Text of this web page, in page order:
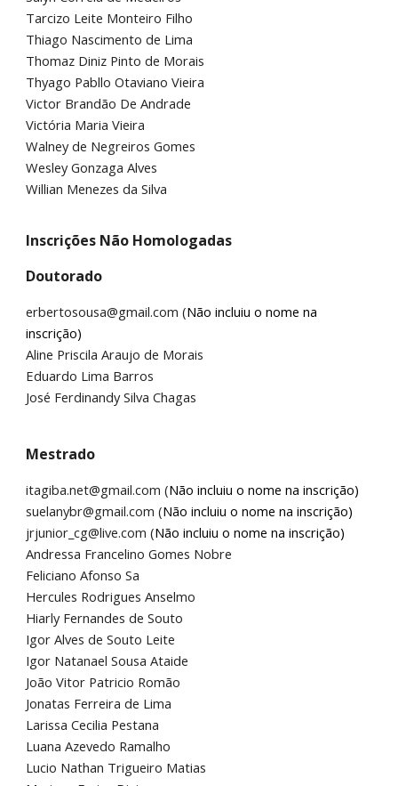
Tarcizo Leite Monteiro Filho
Thiago Nascimento de Lima
Thomaz Diniz Pinto de Morais
Thyago Pabllo Otaviano Vieira
Victor Brandão De Andrade
Victória Maria Vieira
Walney de Negreiros Gomes
Wesley Gonzaga Alves
Willian Menezes da Silva
Inscrições Não Homologadas
Doutorado
erbertosousa@gmail.com (Não incluiu o nome na
inscrição)
Aline Priscila Araujo de Morais
Eduardo Lima Barros
José Ferdinandy Silva Chagas
Mestrado
itagiba.net@gmail.com (Não incluiu o nome na inscrição)
suelanybr@gmail.com (Não incluiu o nome na inscrição)
jrjunior_cg@live.com (Não incluiu o nome na inscrição)
Andressa Francelino Gomes Nobre
Feliciano Afonso Sa
Hercules Rodrigues Anselmo
Hiarly Fernandes de Souto
Igor Alves de Souto Leite
Igor Natanael Sousa Ataide
João Vitor Patricio Romão
Jonatas Ferreira de Lima
Larissa Cecilia Pestana
Luana Azevedo Ramalho
Lucio Nathan Trigueiro Matias